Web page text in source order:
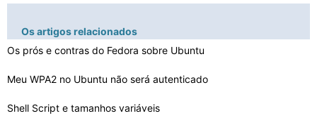
Os artigos relacionados
Os prós e contras do Fedora sobre Ubuntu
Meu WPA2 no Ubuntu não será autenticado
Shell Script e tamanhos variáveis ​​